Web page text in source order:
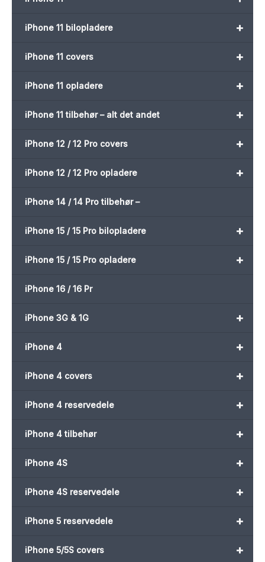
+
iPhone 11 bilopladere
+
iPhone 11 covers
+
iPhone 11 opladere
+
iPhone 11 tilbehør – alt det andet
+
iPhone 12 / 12 Pro covers
+
iPhone 12 / 12 Pro opladere
iPhone 14 / 14 Pro tilbehør –
+
iPhone 15 / 15 Pro bilopladere
+
iPhone 15 / 15 Pro opladere
iPhone 16 / 16 Pr
+
iPhone 3G & 1G
+
iPhone 4
+
iPhone 4 covers
+
iPhone 4 reservedele
+
iPhone 4 tilbehør
+
iPhone 4S
+
iPhone 4S reservedele
+
iPhone 5 reservedele
+
iPhone 5/5S covers